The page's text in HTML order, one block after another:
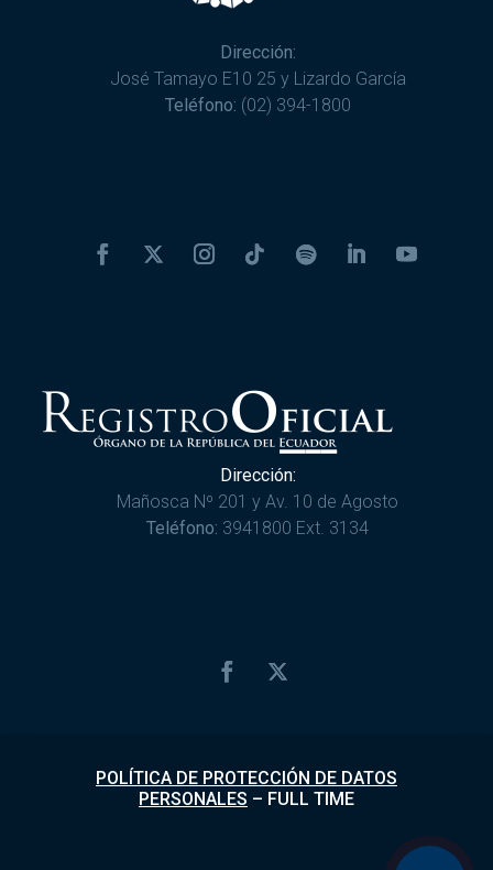
Dirección:
José Tamayo E10 25 y Lizardo García
Teléfono: (02) 394-1800
Dirección:
Mañosca Nº 201 y Av. 10 de Agosto
Teléfono: 3941800 Ext. 3134
POLÍTICA DE PROTECCIÓN DE DATOS
PERSONALES – FULL TIME